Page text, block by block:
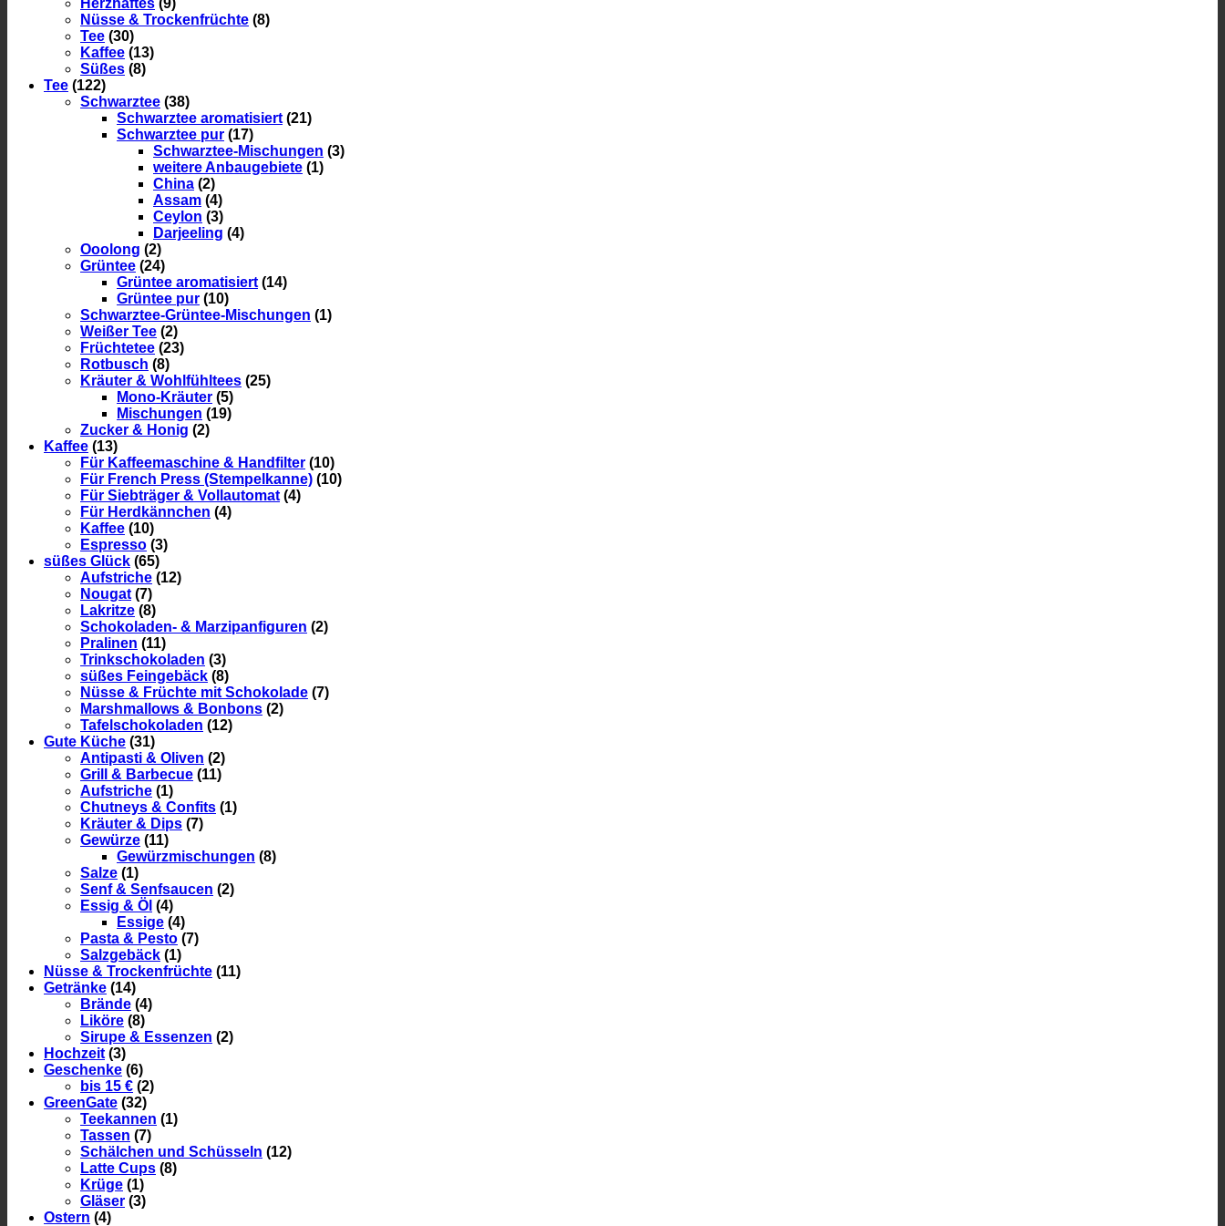
Nüsse & Trockenfrüchte (8)
Tee (30)
Kaffee (13)
Süßes (8)
Tee (122)
Schwarztee (38)
Schwarztee aromatisiert (21)
Schwarztee pur (17)
Schwarztee-Mischungen (3)
weitere Anbaugebiete (1)
China (2)
Assam (4)
Ceylon (3)
Darjeeling (4)
Ooolong (2)
Grüntee (24)
Grüntee aromatisiert (14)
Grüntee pur (10)
Schwarztee-Grüntee-Mischungen (1)
Weißer Tee (2)
Früchtetee (23)
Rotbusch (8)
Kräuter & Wohlfühltees (25)
Mono-Kräuter (5)
Mischungen (19)
Zucker & Honig (2)
Kaffee (13)
Für Kaffeemaschine & Handfilter (10)
Für French Press (Stempelkanne) (10)
Für Siebträger & Vollautomat (4)
Für Herdkännchen (4)
Kaffee (10)
Espresso (3)
süßes Glück (65)
Aufstriche (12)
Nougat (7)
Lakritze (8)
Schokoladen- & Marzipanfiguren (2)
Pralinen (11)
Trinkschokoladen (3)
süßes Feingebäck (8)
Nüsse & Früchte mit Schokolade (7)
Marshmallows & Bonbons (2)
Tafelschokoladen (12)
Gute Küche (31)
Antipasti & Oliven (2)
Grill & Barbecue (11)
Aufstriche (1)
Chutneys & Confits (1)
Kräuter & Dips (7)
Gewürze (11)
Gewürzmischungen (8)
Salze (1)
Senf & Senfsaucen (2)
Essig & Öl (4)
Essige (4)
Pasta & Pesto (7)
Salzgebäck (1)
Nüsse & Trockenfrüchte (11)
Getränke (14)
Brände (4)
Liköre (8)
Sirupe & Essenzen (2)
Hochzeit (3)
Geschenke (6)
bis 15 € (2)
GreenGate (32)
Teekannen (1)
Tassen (7)
Schälchen und Schüsseln (12)
Latte Cups (8)
Krüge (1)
Gläser (3)
Ostern (4)